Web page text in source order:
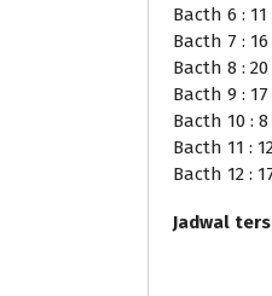
Bacth 6 : 11
Bacth 7 :
Bacth 8 :
Bacth 9 :
Bacth 10 :
Bacth 11 :
Bacth 12 :
Jadwal